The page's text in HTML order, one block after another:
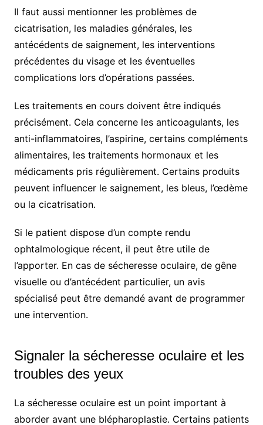
Il faut aussi mentionner les problèmes de
cicatrisation, les maladies générales, les
antécédents de saignement, les interventions
précédentes du visage et les éventuelles
complications lors d’opérations passées.
Les traitements en cours doivent être indiqués
précisément. Cela concerne les anticoagulants, les
anti-inflammatoires, l’aspirine, certains compléments
alimentaires, les traitements hormonaux et les
médicaments pris régulièrement. Certains produits
peuvent influencer le saignement, les bleus, l’œdème
ou la cicatrisation.
Si le patient dispose d’un compte rendu
ophtalmologique récent, il peut être utile de
l’apporter. En cas de sécheresse oculaire, de gêne
visuelle ou d’antécédent particulier, un avis
spécialisé peut être demandé avant de programmer
une intervention.
Signaler la sécheresse oculaire et les
troubles des yeux
La sécheresse oculaire est un point important à
aborder avant une blépharoplastie. Certains patients